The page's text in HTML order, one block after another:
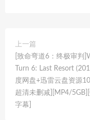
上一篇
[致命弯道6：终极审判
Turn 6: Last Resort
度网盘+迅雷云盘资源
超清未删减][MP4/
字幕]